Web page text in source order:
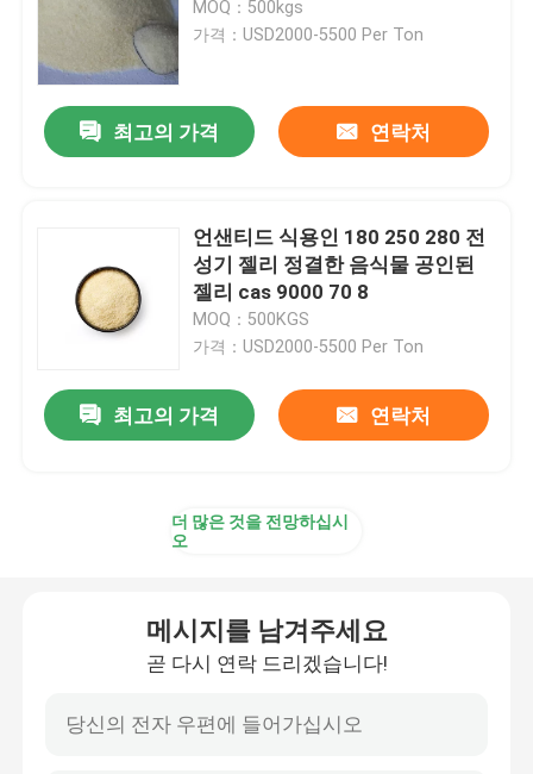
MOQ：500kgs
가격：USD2000-5500 Per Ton
최고의 가격 연락처
언샌티드 식용인 180 250 280 전
성기 젤리 정결한 음식물 공인된
젤리 cas 9000 70 8
MOQ：500KGS
가격：USD2000-5500 Per Ton
최고의 가격 연락처
더 많은 것을 전망하십시
오
메시지를 남겨주세요
곧 다시 연락 드리겠습니다!